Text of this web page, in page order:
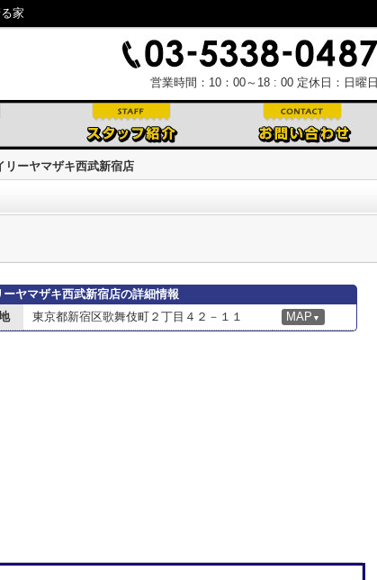
家
営業時間：10：00～18 : 00 定休日：日曜日
リーヤマザキ西武新宿店
ーヤマザキ西武新宿店の詳細情報
東京都新宿区歌舞伎町２丁目４２－１１ MAP ▼